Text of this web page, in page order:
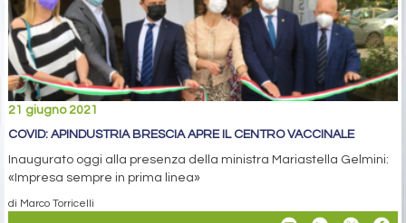
21 giugno 2021
COVID: APINDUSTRIA BRESCIA APRE IL CENTRO VACCINALE
Inaugurato oggi alla presenza della ministra Mariastella Gelmini:
«Impresa sempre in prima linea»
di Marco Torricelli